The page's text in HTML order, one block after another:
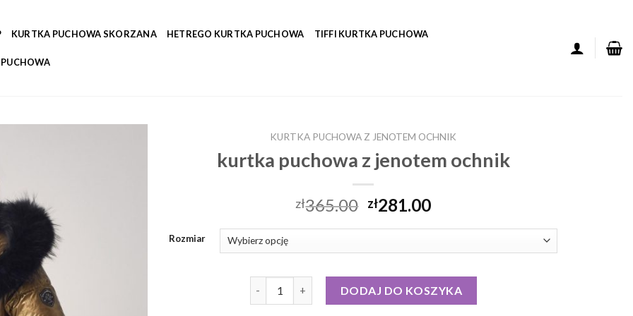
KURTKA PUCHOWA SKORZANA HETREGO KURTKA PUCHOWA TIFFI KURTKA PUCHOWA
KURTKA PUCHOWA Z JENOTEM OCHNIK
kurtka puchowa z jenotem ochnik
zł365.00 zł281.00
Rozmiar
DODAJ DO KOSZYKA